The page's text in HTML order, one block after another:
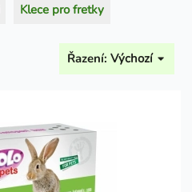
Klece pro fretky
Řazení: Výchozí